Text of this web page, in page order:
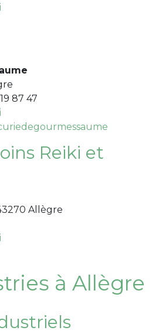
87 47
Reiki et
Allègre
à Allègre